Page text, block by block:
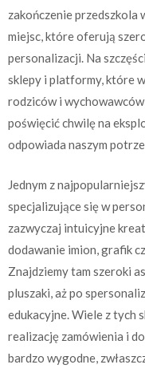
zakończenie przedszkola
miejsc, które oferują
personalizacji. Na
sklepy i platformy, które
rodziców i
poświęcić chwilę na
odpowiada naszym
Jednym z
specjalizujące się w
zazwyczaj intuicyjne
dodawanie imion, grafik
Znajdziemy tam szeroki
pluszaki, aż po
edukacyjne. Wiele z tych
realizację zamówienia i
bardzo wygodne,